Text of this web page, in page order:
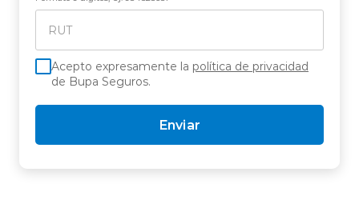
Acepto expresamente la política de privacidad
de Bupa Seguros.
Enviar